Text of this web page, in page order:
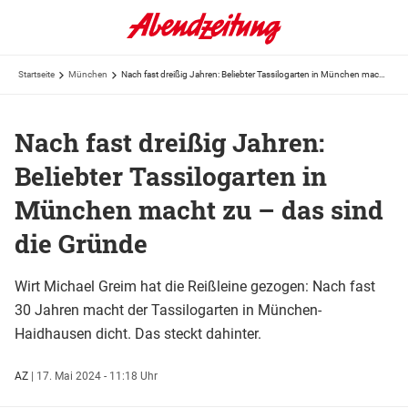
Startseite München
Nach fast dreißig Jahren:
Beliebter Tassilogarten in
München macht zu – das sind
die Gründe
Wirt Michael Greim hat die Reißleine gezogen: Nach fast
30 Jahren macht der Tassilogarten in München-
Haidhausen dicht. Das steckt dahinter.
AZ | 17. Mai 2024 - 11:18 Uhr